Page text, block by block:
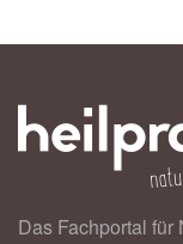
Das Fachportal